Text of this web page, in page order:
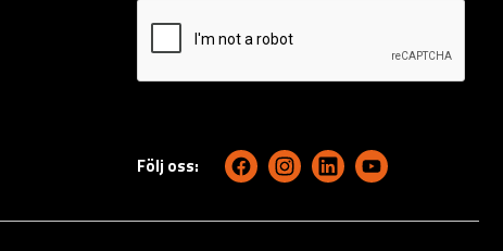
Följ oss: